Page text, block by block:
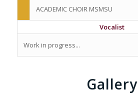
ACADEMIC CHOIR MSMSU
Vocalist
Work in progress...
Gallery